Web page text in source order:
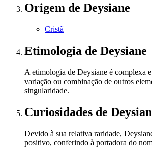
Origem de Deysiane
Cristã
Etimologia de Deysiane
A etimologia de Deysiane é complexa
variação ou combinação de outros
singularidade.
Curiosidades de
Devido à sua relativa raridade,
positivo, conferindo à portadora do